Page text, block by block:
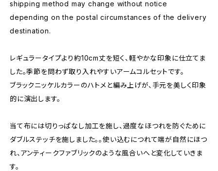
shipping method may change without notice
depending on the postal circumstances of the delivery
destination.
レギュラータイプより約10cm丈を短く、軽やかな印象に仕立てま
した。季節を問わず取り入れやすいアームコルセットです。
ブラックニッケルカラーのハトメと編み上げが、手元を美しく印象
的に演出します。
当て布には切りっぱなし加工を施し、過度なほつれを防ぐために
ダブルステッチを施しました。。使い込むにつれて端が自然にほつ
れ、アンティークファブリックのような風合いへと変化していきま
す。